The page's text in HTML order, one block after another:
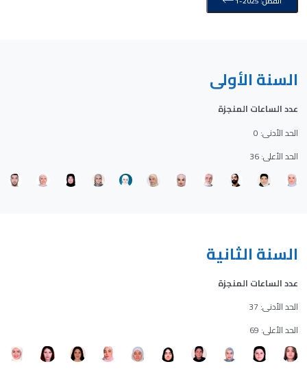
السنة الأولى
عدد الساعات المنجزة
الحد الأدنى: 0
الحد الأعلى: 36
السنة الثانية
عدد الساعات المنجزة
الحد الأدنى: 37
الحد الأعلى: 69